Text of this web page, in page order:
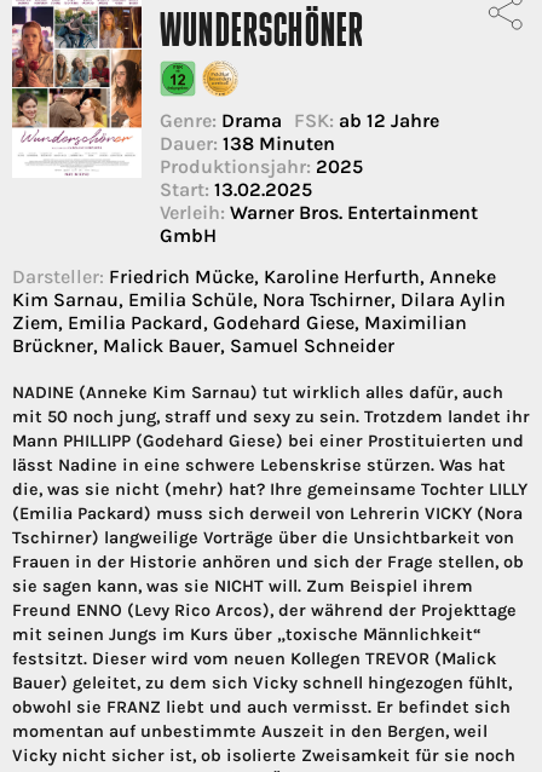
WUNDERSCHÖNER
Genre: Drama FSK: ab 12 Jahre
Dauer: 138 Minuten
Produktionsjahr: 2025
Start: 13.02.2025
Verleih: Warner Bros. Entertainment
GmbH
Darsteller: Friedrich Mücke, Karoline Herfurth, Anneke
Kim Sarnau, Emilia Schüle, Nora Tschirner, Dilara Aylin
Ziem, Emilia Packard, Godehard Giese, Maximilian
Brückner, Malick Bauer, Samuel Schneider
NADINE (Anneke Kim Sarnau) tut wirklich alles dafür, auch
mit 50 noch jung, straff und sexy zu sein. Trotzdem landet ihr
Mann PHILLIPP (Godehard Giese) bei einer Prostituierten und
lässt Nadine in eine schwere Lebenskrise stürzen. Was hat
die, was sie nicht (mehr) hat? Ihre gemeinsame Tochter LILLY
(Emilia Packard) muss sich derweil von Lehrerin VICKY (Nora
Tschirner) langweilige Vorträge über die Unsichtbarkeit von
Frauen in der Historie anhören und sich der Frage stellen, ob
sie sagen kann, was sie NICHT will. Zum Beispiel ihrem
Freund ENNO (Levy Rico Arcos), der während der Projekttage
mit seinen Jungs im Kurs über „toxische Männlichkeit“
festsitzt. Dieser wird vom neuen Kollegen TREVOR (Malick
Bauer) geleitet, zu dem sich Vicky schnell hingezogen fühlt,
obwohl sie FRANZ liebt und auch vermisst. Er befindet sich
momentan auf unbestimmte Auszeit in den Bergen, weil
Vicky nicht sicher ist, ob isolierte Zweisamkeit für sie noch